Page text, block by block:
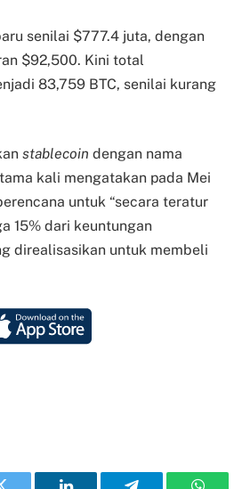
senilai $777.4 juta, dengan
$92,500. Kini total
83,759 BTC, senilai kurang
stablecoin dengan nama
kali mengatakan pada Mei
untuk “secara teratur
15% dari keuntungan
direalisasikan untuk membeli